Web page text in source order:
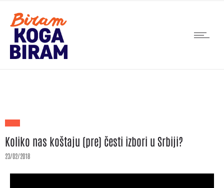
Koliko nas koštaju (pre) česti izbori u Srbiji?
23/02/2018